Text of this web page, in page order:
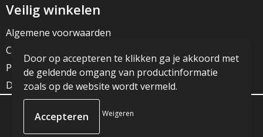
Veilig winkelen
Algemene voorwaarden
Cookieverklaring
Privacyverklaring
Disclaimer
© Copyright JG Reclame 2023
Door op accepteren te klikken ga je akkoord met
de geldende omgang van productinformatie
zoals op de website wordt vermeld.
Weigeren